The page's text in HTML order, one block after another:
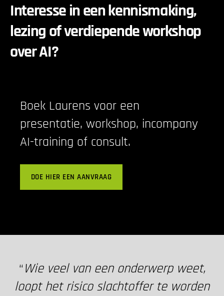
Interesse in een kennismaking,
lezing of verdiepende workshop
over AI?
Boek Laurens voor een
presentatie, workshop, incompany
AI-training of consult.
DOE HIER EEN AANVRAAG
“Wie veel van een onderwerp weet,
loopt het risico slachtoffer te worden